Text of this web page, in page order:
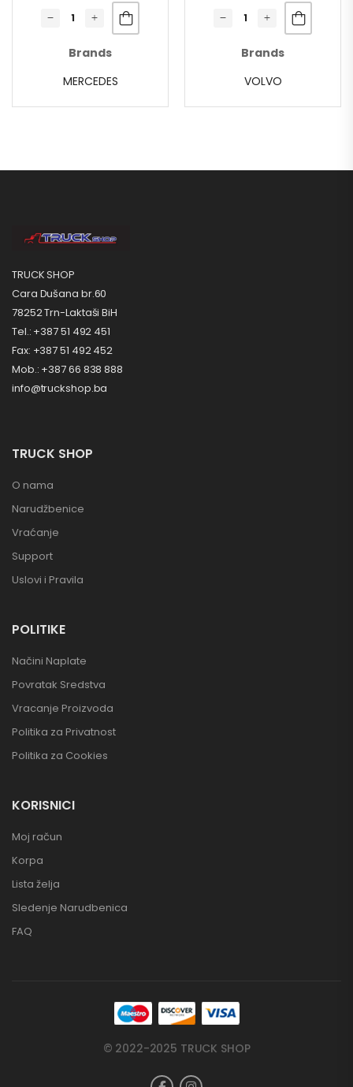
Brands
MERCEDES
Brands
VOLVO
TRUCK SHOP
Cara Dušana br.60
78252 Trn-Laktaši BiH
Tel.: +387 51 492 451
Fax: +387 51 492 452
Mob.: +387 66 838 888
info@truckshop.ba
TRUCK SHOP
O nama
Narudžbenice
Vraćanje
Support
Uslovi i Pravila
POLITIKE
Načini Naplate
Povratak Sredstva
Vracanje Proizvoda
Politika za Privatnost
Politika za Cookies
KORISNICI
Moj račun
Korpa
Lista želja
Sledenje Narudbenica
FAQ
© 2022-2025 TRUCK SHOP